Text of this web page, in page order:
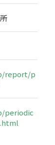
所
report/p
periodic